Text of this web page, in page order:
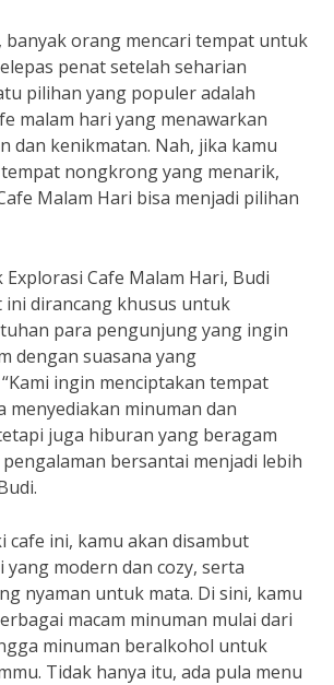
banyak orang mencari tempat untuk
penat setelah seharian
pilihan yang populer adalah
malam hari yang menawarkan
dan kenikmatan. Nah, jika kamu
nongkrong yang menarik,
Malam Hari bisa menjadi pilihan
Cafe Malam Hari, Budi
ini dirancang khusus untuk
para pengunjung yang ingin
dengan suasana yang
ingin menciptakan tempat
menyediakan minuman dan
juga hiburan yang beragam
bersantai menjadi lebih
cafe ini, kamu akan disambut
yang modern dan cozy, serta
nyaman untuk mata. Di sini, kamu
macam minuman mulai dari
minuman beralkohol untuk
Tidak hanya itu, ada pula menu